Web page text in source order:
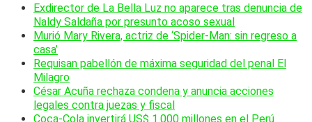
Exdirector de La Bella Luz no aparece tras denuncia de
Naldy Saldaña por presunto acoso sexual
Murió Mary Rivera, actriz de ‘Spider-Man: sin regreso a
casa’
Requisan pabellón de máxima seguridad del penal El
Milagro
César Acuña rechaza condena y anuncia acciones
legales contra juezas y fiscal
Coca-Cola invertirá US$ 1.000 millones en el Perú